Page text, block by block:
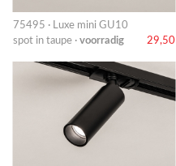
75495 · Luxe mini GU10
spot in taupe · voorradig 29,50